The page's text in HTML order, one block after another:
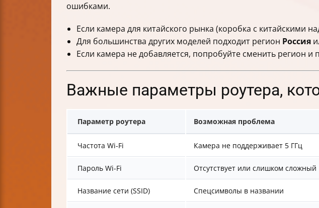
ошибками.
Если камера для китайского рынка (коробка с китайскими
Для большинства других моделей подходит регион Россия
Если камера не добавляется, попробуйте сменить регион и
Важные параметры роутера,
Параметр роутера Возможная проблема
Частота Wi-Fi Камера не поддерживает 5 ГГц
Пароль Wi-Fi Отсутствует или слишком сложный
Название сети (SSID) Спецсимволы в названии